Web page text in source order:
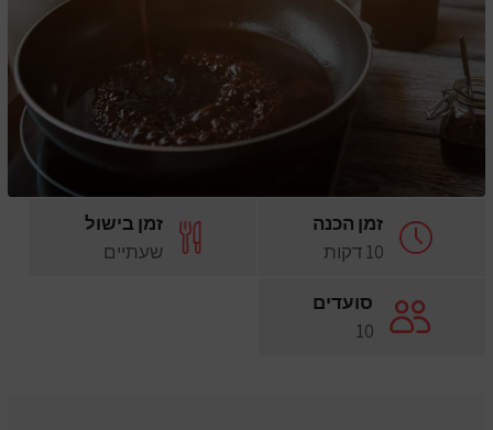
זמן הכנה
10 דקות
זמן בישול
שעתיים
סועדים
10